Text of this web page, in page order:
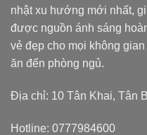
nhật xu hướng mới nhất,
được nguồn ánh sáng
vẻ đẹp cho mọi không
ăn đến phòng ngủ.
Địa chỉ: 10 Tân Khai, Tân
Hotline: 0777984600